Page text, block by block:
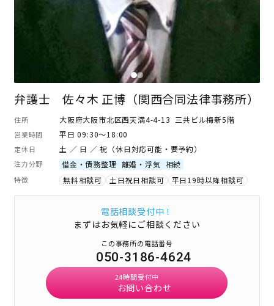
弁護士 佐々木 正博（関西合同法律事務所）
住所 大阪府大阪市北区西天満4-4-13 三共ビル梅新5階
営業時間 平日 09:30～18:00
定休日 土 ／ 日 ／ 祝（休日対応可能・要予約）
注力分野 借金・債務整理 離婚・浮気 相続
特徴 無料相談可 土日祝日相談可 平日19時以降相談可
電話相談受付中！
まずはお気軽にご相談ください
この事務所の電話番号
050-3186-4624
24時間受付中
お問い合わせ